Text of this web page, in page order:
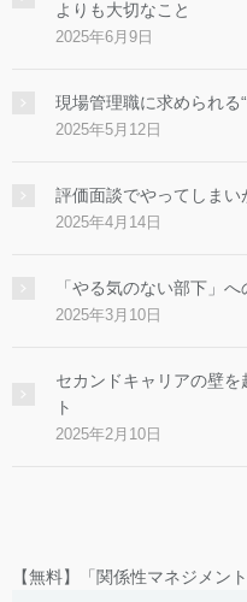
よりも大切なこと
2025年6月9日
現場管理職に求められる
2025年5月12日
評価面談でやってしま
2025年4月14日
「やる気のない部下」
2025年3月10日
セカンドキャリアの壁
ト
2025年2月10日
【無料】「関係性マネジメン